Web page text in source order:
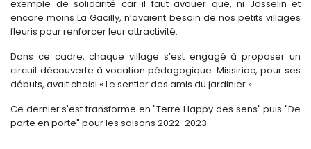
exemple de solidarité car il faut avouer que, ni Josselin et
encore moins La Gacilly, n’avaient besoin de nos petits villages
fleuris pour renforcer leur attractivité.
Dans ce cadre, chaque village s’est engagé à proposer un
circuit découverte à vocation pédagogique. Missiriac, pour ses
débuts, avait choisi « Le sentier des amis du jardinier ».
Ce dernier s'est transforme en "Terre Happy des sens" puis "De
porte en porte" pour les saisons 2022-2023.